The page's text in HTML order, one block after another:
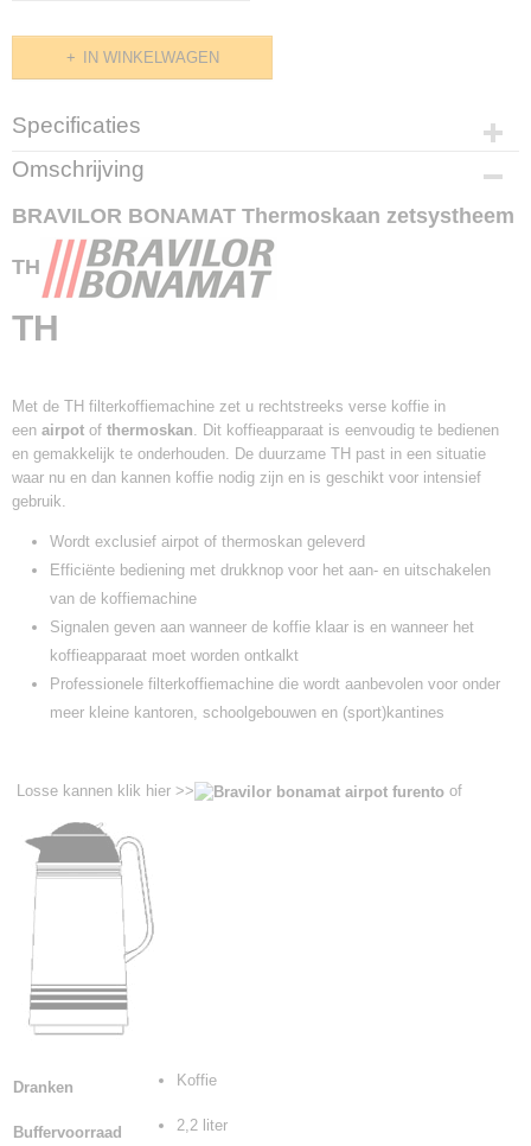
IN WINKELWAGEN
Specificaties
Productcode
Omschrijving
BRAVILOR BONAMAT Thermoskaan zetsystheem
TH
TH
Met de TH filterkoffiemachine zet u rechtstreeks verse koffie in
een airpot of thermoskan. Dit koffieapparaat is eenvoudig te bedienen
en gemakkelijk te onderhouden. De duurzame TH past in een situatie
waar nu en dan kannen koffie nodig zijn en is geschikt voor intensief
gebruik.
Wordt exclusief airpot of thermoskan geleverd
Efficiënte bediening met drukknop voor het aan- en uitschakelen
van de koffiemachine
Signalen geven aan wanneer de koffie klaar is en wanneer het
koffieapparaat moet worden ontkalkt
Professionele filterkoffiemachine die wordt aanbevolen voor onder
meer kleine kantoren, schoolgebouwen en (sport)kantines
Losse kannen klik hier >> of
Dranken Koffie
Buffervoorraad 2,2 liter